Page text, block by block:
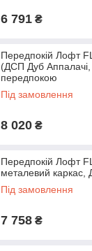
6 791 ₴
Передпокій Лофт
(ДСП Дуб
передпокою
Під замовлення
8 020 ₴
Передпокій Лофт
металевий
Під замовлення
7 758 ₴